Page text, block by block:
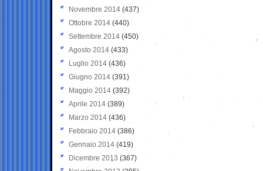
Novembre 2014 (437)
Ottobre 2014 (440)
Settembre 2014 (450)
Agosto 2014 (433)
Luglio 2014 (436)
Giugno 2014 (391)
Maggio 2014 (392)
Aprile 2014 (389)
Marzo 2014 (436)
Febbraio 2014 (386)
Gennaio 2014 (419)
Dicembre 2013 (367)